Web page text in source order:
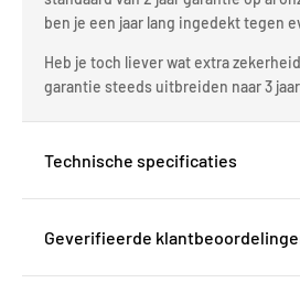
ben je een jaar lang ingedekt tegen
Heb je toch liever wat extra
garantie steeds uitbreiden naar 3
Technische specificaties
Geverifieerde